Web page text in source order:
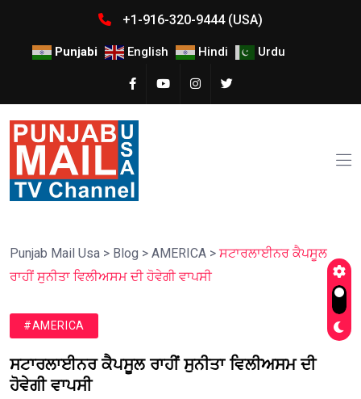
+1-916-320-9444 (USA)
Punjabi English Hindi Urdu
Punjab Mail Usa > Blog > AMERICA > ਸਟਾਰਲਾਈਨਰ ਕੈਪਸੂਲ
ਰਾਹੀਂ ਸੁਨੀਤਾ ਵਿਲੀਅਸਮ ਦੀ ਹੋਵੇਗੀ ਵਾਪਸੀ
#AMERICA
ਸਟਾਰਲਾਈਨਰ ਕੈਪਸੂਲ ਰਾਹੀਂ ਸੁਨੀਤਾ ਵਿਲੀਅਸਮ ਦੀ
ਹੋਵੇਗੀ ਵਾਪਸੀ